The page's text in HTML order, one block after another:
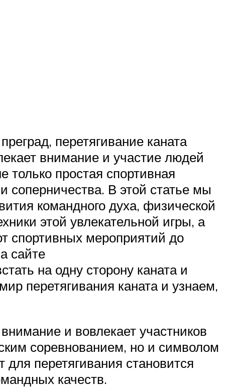
перетягивание каната
внимание и участие людей
только простая спортивная
соперничества. В этой статье мы
командного духа, физической
этой увлекательной игры, а
спортивных мероприятий до
сайте
на одну сторону каната и
перетягивания каната и узнаем,
и вовлекает участников
соревнованием, но и символом
для перетягивания становится
качеств.